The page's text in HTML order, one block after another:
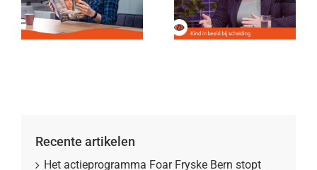
Recente artikelen
Het actieprogramma Foar Fryske Bern stopt